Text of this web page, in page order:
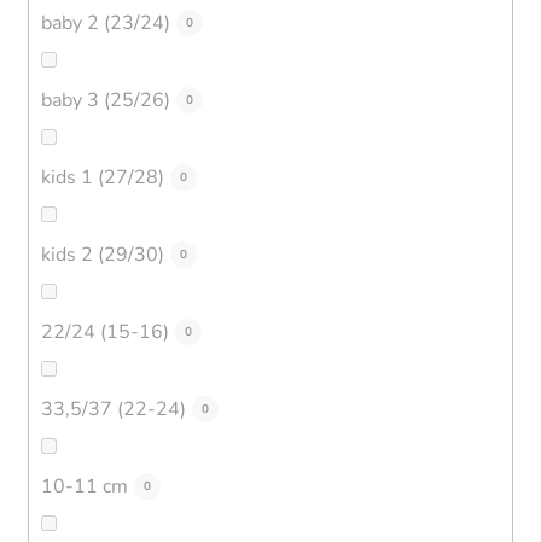
baby 2 (23/24) 0
baby 3 (25/26) 0
kids 1 (27/28) 0
kids 2 (29/30) 0
22/24 (15-16) 0
33,5/37 (22-24) 0
10-11 cm 0